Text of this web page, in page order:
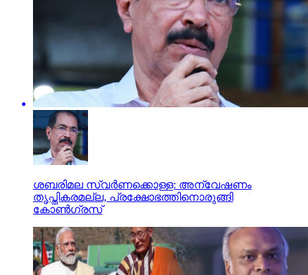
ശബരിമല സ്വര്‍ണക്കൊള്ള: അന്വേഷണം
തൃപ്തികരമല്ല, പ്രക്ഷോഭത്തിനൊരുങ്ങി
കോണ്‍ഗ്രസ്